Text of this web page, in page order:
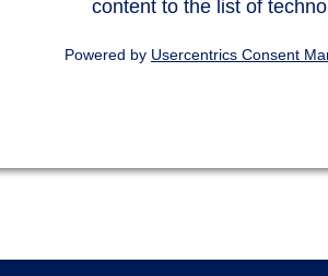
content to the list of
Powered by Usercentrics Consent